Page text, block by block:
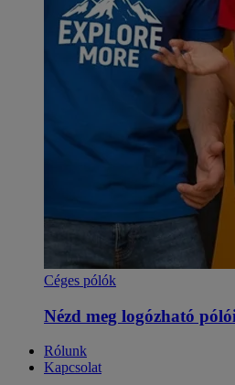
Céges pólók
Nézd meg logózható
Rólunk
Kapcsolat